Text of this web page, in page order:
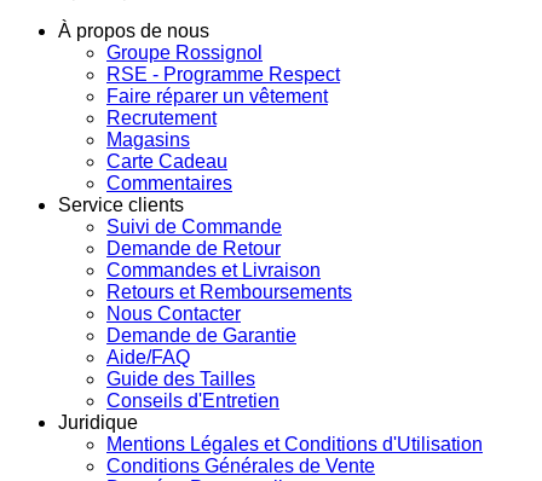
À propos de nous
Groupe Rossignol
RSE - Programme Respect
Faire réparer un vêtement
Recrutement
Magasins
Carte Cadeau
Commentaires
Service clients
Suivi de Commande
Demande de Retour
Commandes et Livraison
Retours et Remboursements
Nous Contacter
Demande de Garantie
Aide/FAQ
Guide des Tailles
Conseils d'Entretien
Juridique
Mentions Légales et Conditions d'Utilisation
Conditions Générales de Vente